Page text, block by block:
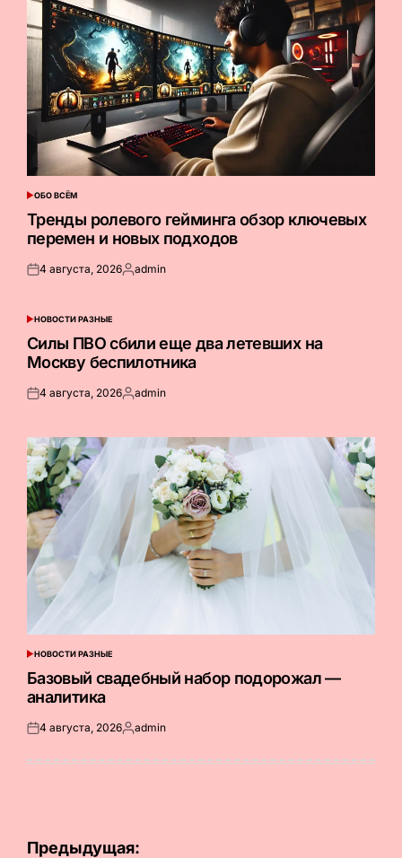
ОПУБЛИКОВАНО
В
ОБО ВСЁМ
Тренды ролевого гейминга обзор ключевых
перемен и новых подходов
Опубликовано
4 августа, 2026Запись
admin
ОПУБЛИКОВАНО
НОВОСТИ РАЗНЫЕ
Силы ПВО сбили еще два летевших на
Москву беспилотника
Опубликовано
4 августа, 2026Запись
admin
ОПУБЛИКОВАНО
В
НОВОСТИ РАЗНЫЕ
Базовый свадебный набор подорожал —
аналитика
Опубликовано
4 августа, 2026Запись
admin
Навигация
Предыдущая: